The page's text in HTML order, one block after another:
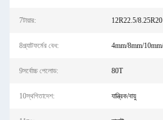
7টায়ার: 12R22.5/8.25R20
8প্ল্যাটফর্মের বেধ: 4mm/8mm/
9সর্বোচ্চ পেলোড: 80T
10স্থগিতাদেশ: যান্ত্রিক/বায়ু